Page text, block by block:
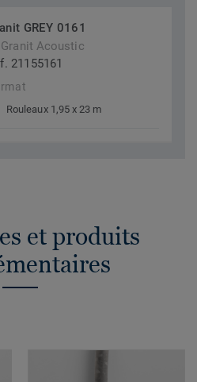
GREY 0161
Granit Acoustic
21155161
Rouleaux 1,95 x 23 m
et produits